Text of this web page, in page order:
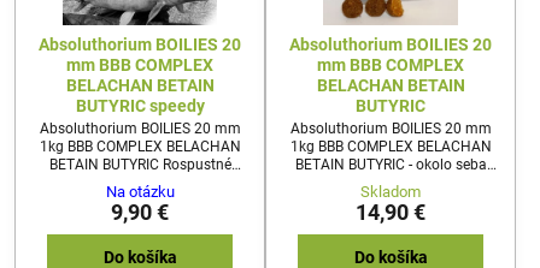
Absoluthorium BOILIES 20
mm BBB COMPLEX
BELACHAN BETAIN
BUTYRIC speedy
Absoluthorium BOILIES 20 mm
1kg BBB COMPLEX BELACHAN
BETAIN BUTYRIC Rospustné
bolies,k toré okolo seba
zanechávujú účinnú pachovú
stopu.Mimoriadne účinné aj na
prechytaných vodách ! Originál
anglický cc moore belachan.
Na otázku
9,90 €
Do košíka
Absoluthorium BOILIES 20
mm BBB COMPLEX
BELACHAN BETAIN
BUTYRIC
Absoluthorium BOILIES 20 mm
1kg BBB COMPLEX BELACHAN
BETAIN BUTYRIC - okolo seba
zanechávajú účinnú pachovú
stopu. Mimoriadne účinné aj na
prechytaných vodách ! Originál
anglický cc moore belachan.Sú
nástrahy, ktoré kapry jednoducho
Skladom
14,90 €
Do košíka